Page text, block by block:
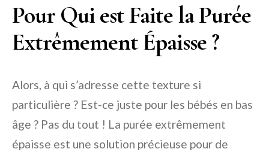
Pour Qui est Faite la Purée
Extrêmement Épaisse ?
Alors, à qui s’adresse cette texture si
particulière ? Est-ce juste pour les bébés en bas
âge ? Pas du tout ! La purée extrêmement
épaisse est une solution précieuse pour de